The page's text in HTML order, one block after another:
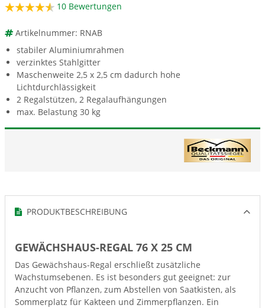
10 Bewertungen
Artikelnummer: RNAB
stabiler Aluminiumrahmen
verzinktes Stahlgitter
Maschenweite 2,5 x 2,5 cm dadurch hohe
Lichtdurchlässigkeit
2 Regalstützen, 2 Regalaufhängungen
max. Belastung 30 kg
PRODUKTBESCHREIBUNG
GEWÄCHSHAUS-REGAL 76 X 25 CM
Das Gewächshaus-Regal erschließt zusätzliche
Wachstumsebenen. Es ist besonders gut geeignet: zur
Anzucht von Pflanzen, zum Abstellen von Saatkisten, als
Sommerplatz für Kakteen und Zimmerpflanzen. Ein